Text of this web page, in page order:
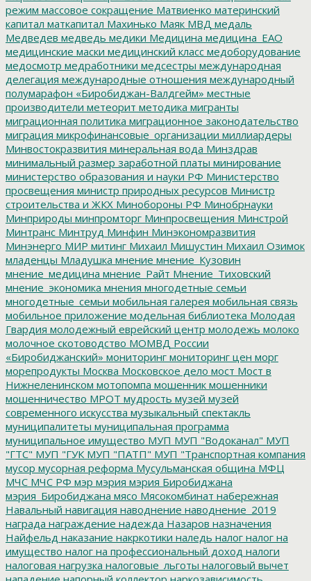
режим массовое сокращение Матвиенко материнский
капитал маткапитал Махинько Маяк МВД медаль
Медведев медведь медики Медицина медицина_ЕАО
медицинские маски медицинский класс медоборудование
медосмотр медработники медсестры международная
делегация международные отношения международный
полумарафон «Биробиджан-Валдгейм» местные
производители метеорит методика мигранты
миграционная политика миграционное законодательство
миграция микрофинансовые_организации миллиардеры
Минвостокразвития минеральная вода Минздрав
минимальный размер заработной платы минирование
министерство образования и науки РФ Министерство
просвещения министр природных ресурсов Министр
строительства и ЖКХ Минобороны РФ Минобрнауки
Минприроды минпромторг Минпросвещения Минстрой
Минтранс Минтруд Минфин Минэкономразвития
Минэнерго МИР митинг Михаил Мишустин Михаил Озимок
младенцы Младушка мнение мнение_Кузовин
мнение_медицина мнение_Райт Мнение_Тиховский
мнение_экономика мнения многодетные семьи
многодетные_семьи мобильная галерея мобильная связь
мобильное приложение модельная библиотека Молодая
Гвардия молодежный еврейский центр молодежь молоко
молочное скотоводство МОМВД России
«Биробиджанский» мониторинг мониторинг цен морг
морепродукты Москва Московское дело мост Мост в
Нижнеленинском мотопомпа мошенник мошенники
мошенничество МРОТ мудрость музей музей
современного искусства музыкальный спектакль
муниципалитеты муниципальная программа
муниципальное имущество МУП МУП "Водоканал" МУП
"ГТС" МУП "ГУК МУП "ПАТП" МУП "Транспортная компания
мусор мусорная реформа Мусульманская община МФЦ
МЧС МЧС РФ мэр мэрия мэрия Биробиджана
мэрия_Биробиджана мясо Мясокомбинат набережная
Навальный навигация наводнение наводнение_2019
награда награждение надежда Назаров назначения
Найфельд наказание накркотики наледь налог налог на
имущество налог на профессиональный доход налоги
налоговая нагрузка налоговые_льготы налоговый вычет